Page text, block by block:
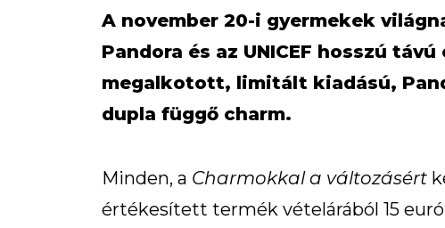
A november 20-i gyermekek
Pandora és az UNICEF hosszú
megalkotott, limitált kiadású,
dupla függő charm.
Minden, a Charmokkal a változásért
értékesített termék vételárából 15